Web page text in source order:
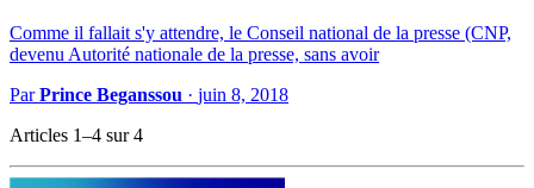
Comme il fallait s'y attendre, le Conseil national de la presse (CNP,
devenu Autorité nationale de la presse, sans avoir
ParPrince Beganssou · juin 8, 2018
Articles 1–4 sur 4